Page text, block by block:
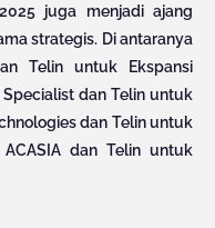
juga menjadi ajang
strategis. Di antaranya
Telin untuk Ekspansi
Specialist dan Telin untuk
dan Telin untuk
dan Telin untuk